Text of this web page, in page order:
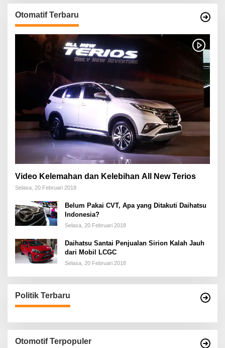
Otomatif Terbaru
Video Kelemahan dan Kelebihan All New Terios
Selasa, 20 Februari 2018
Belum Pakai CVT, Apa yang Ditakuti Daihatsu
Indonesia?
Selasa, 20 Februari 2018
Daihatsu Santai Penjualan Sirion Kalah Jauh
dari Mobil LCGC
Selasa, 20 Februari 2018
Politik Terbaru
Otomotif Terpopuler